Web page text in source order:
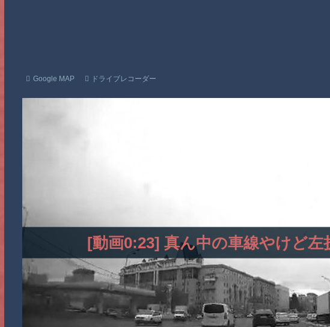
Google MAP ドライブレコーダー
[動画0:23] 真ん中の車線やけど